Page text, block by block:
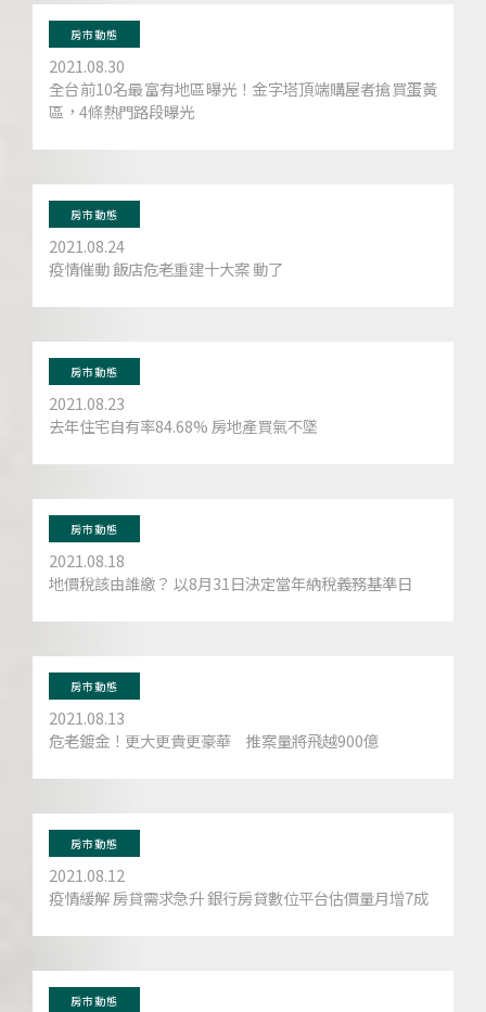
房市動態
2021.08.30
全台前10名最富有地區曝光！金字塔頂端購屋者搶買蛋黃
區，4條熱門路段曝光
房市動態
2021.08.24
疫情催動 飯店危老重建十大案 動了
房市動態
2021.08.23
去年住宅自有率84.68% 房地產買氣不墜
房市動態
2021.08.18
地價稅該由誰繳？ 以8月31日決定當年納稅義務基準日
房市動態
2021.08.13
危老鍍金！更大更貴更豪華 推案量將飛越900億
房市動態
2021.08.12
疫情緩解 房貸需求急升 銀行房貸數位平台估價量月增7成
房市動態